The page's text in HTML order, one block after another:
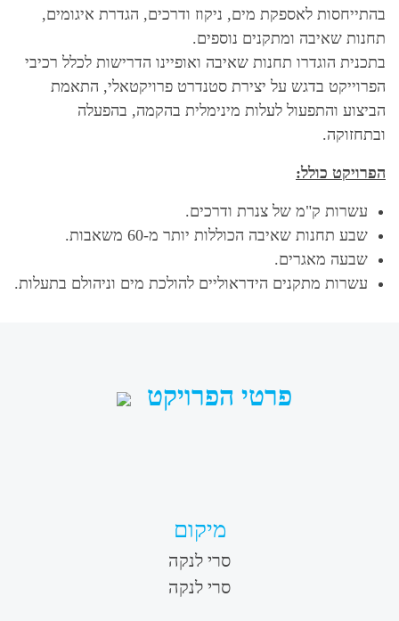
בהתייחסות לאספקת מים, ניקוז ודרכים, הגדרת איגומים,
תחנות שאיבה ומתקנים נוספים.
בתכנית הוגדרו תחנות שאיבה ואופיינו הדרישות לכלל רכיבי
הפרוייקט בדגש על יצירת סטנדרט פרויקטאלי, התאמת
הביצוע והתפעול לעלות מינימלית בהקמה, בהפעלה
ובתחזוקה.
הפרויקט כולל:
עשרות ק"מ של צנרת ודרכים.
שבע תחנות שאיבה הכוללות יותר מ-60 משאבות.
שבעה מאגרים.
עשרות מתקנים הידראוליים להולכת מים וניהולם בתעלות.
פרטי הפרויקט
מיקום
סרי לנקה
סרי לנקה